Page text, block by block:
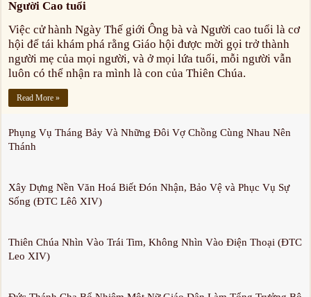
Người Cao tuổi
Việc cử hành Ngày Thế giới Ông bà và Người cao tuổi là cơ
hội để tái khám phá rằng Giáo hội được mời gọi trở thành
người mẹ của mọi người, và ở mọi lứa tuổi, mỗi người vẫn
luôn có thể nhận ra mình là con của Thiên Chúa.
Read More »
Phụng Vụ Tháng Bảy Và Những Đôi Vợ Chồng Cùng Nhau Nên
Thánh
Xây Dựng Nền Văn Hoá Biết Đón Nhận, Bảo Vệ và Phục Vụ Sự
Sống (ĐTC Lêô XIV)
Thiên Chúa Nhìn Vào Trái Tim, Không Nhìn Vào Điện Thoại (ĐTC
Leo XIV)